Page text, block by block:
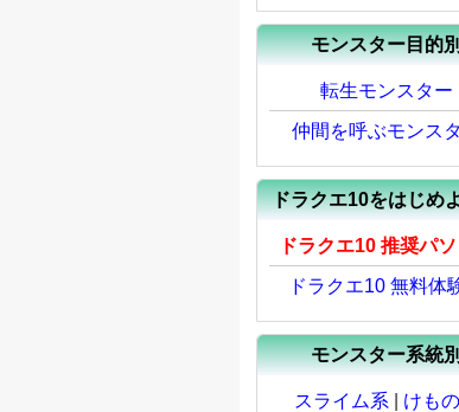
モンスター目的別
転生モンスター
仲間を呼ぶモンス
ドラクエ10をはじめ
ドラクエ10 推奨パ
ドラクエ10 無料体
モンスター系統別
スライム系
けも